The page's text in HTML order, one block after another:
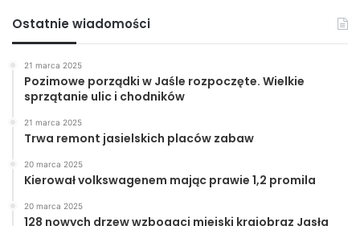
Ostatnie wiadomości
21 marca 2025
Pozimowe porządki w Jaśle rozpoczęte. Wielkie
sprzątanie ulic i chodników
21 marca 2025
Trwa remont jasielskich placów zabaw
20 marca 2025
Kierował volkswagenem mając prawie 1,2 promila
20 marca 2025
128 nowych drzew wzbogaci miejski krajobraz Jasła